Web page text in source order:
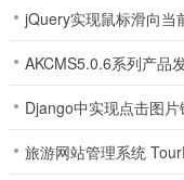
jQuery实现鼠标滑向当
AKCMS5.0.6系列产品
Django中实现点击图
旅游网站管理系统